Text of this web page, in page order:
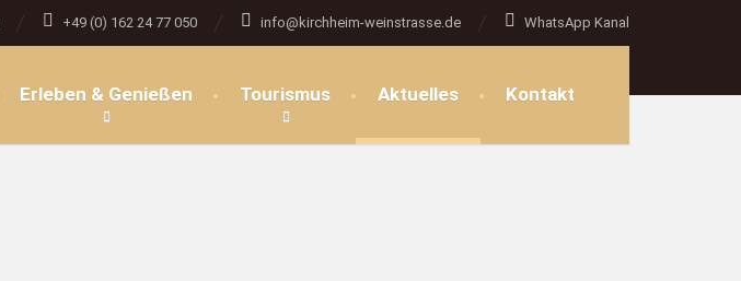
+49 (0) 162 24 77 050 info@kirchheim-weinstrasse.de WhatsApp Kanal
Erleben & Genießen Tourismus Aktuelles Kontakt